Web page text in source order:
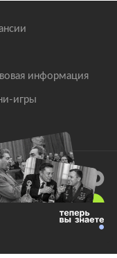
информация
игры